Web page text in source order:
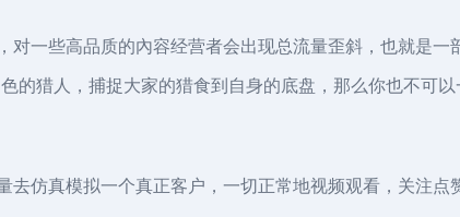
一些高品质的內容经营者会出现总流量歪斜，也就是一
的猎人，捕捉大家的猎食到自身的底盘，那么你也不可
仿真模拟一个真正客户，一切正常地视频观看，关注点